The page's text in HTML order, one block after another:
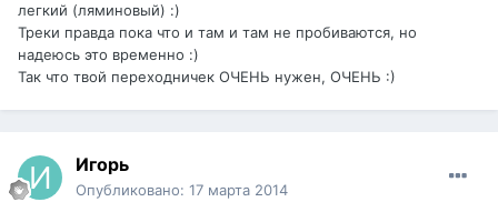
легкий (ляминовый) :)
Треки правда пока что и там и там не пробиваются, но
надеюсь это временно :)
Так что твой переходничек ОЧЕНЬ нужен, ОЧЕНЬ :)
Игорь
Опубликовано: 17 марта 2014